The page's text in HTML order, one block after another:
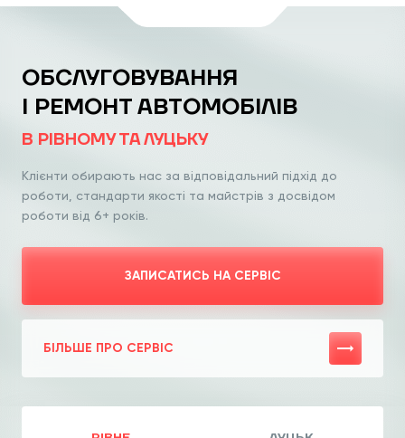
ОБСЛУГОВУВАННЯ
І РЕМОНТ АВТОМОБІЛІВ
В РІВНОМУ ТА ЛУЦЬКУ
Клієнти обирають нас за відповідальний підхід до
роботи, стандарти якості та майстрів з досвідом
роботи від 6+ років.
ЗАПИСАТИСЬ НА СЕРВІС
БІЛЬШЕ ПРО СЕРВІС